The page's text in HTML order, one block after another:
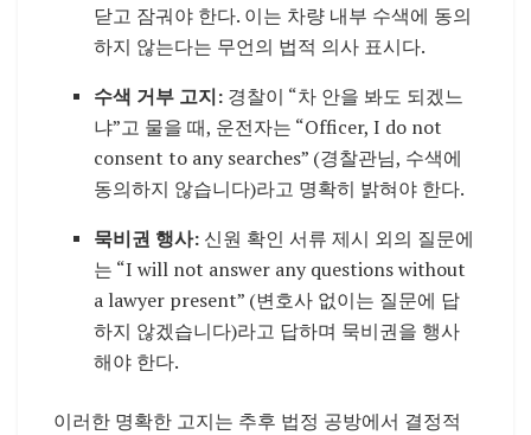
닫고 잠궈야 한다. 이는 차량 내부 수색에 동의
하지 않는다는 무언의 법적 의사 표시다.
수색 거부 고지: 경찰이 “차 안을 봐도 되겠느
냐”고 물을 때, 운전자는 “Officer, I do not
consent to any searches” (경찰관님, 수색에
동의하지 않습니다)라고 명확히 밝혀야 한다.
묵비권 행사: 신원 확인 서류 제시 외의 질문에
는 “I will not answer any questions without
a lawyer present” (변호사 없이는 질문에 답
하지 않겠습니다)라고 답하며 묵비권을 행사
해야 한다.
이러한 명확한 고지는 추후 법정 공방에서 결정적